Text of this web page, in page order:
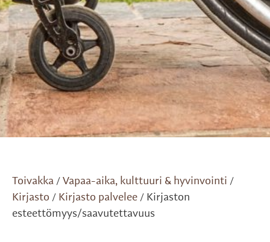
Toivakka / Vapaa-aika, kulttuuri & hyvinvointi /
Kirjasto / Kirjasto palvelee / Kirjaston
esteettömyys/saavutettavuus